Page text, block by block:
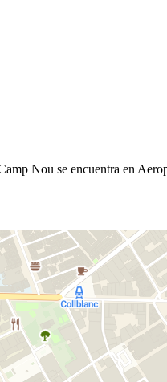
Nou se encuentra en